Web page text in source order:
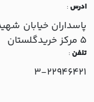
ادرس:
پاسداران خيابان
5 مرکز خريدگلستان
تلفن:
3-22946421